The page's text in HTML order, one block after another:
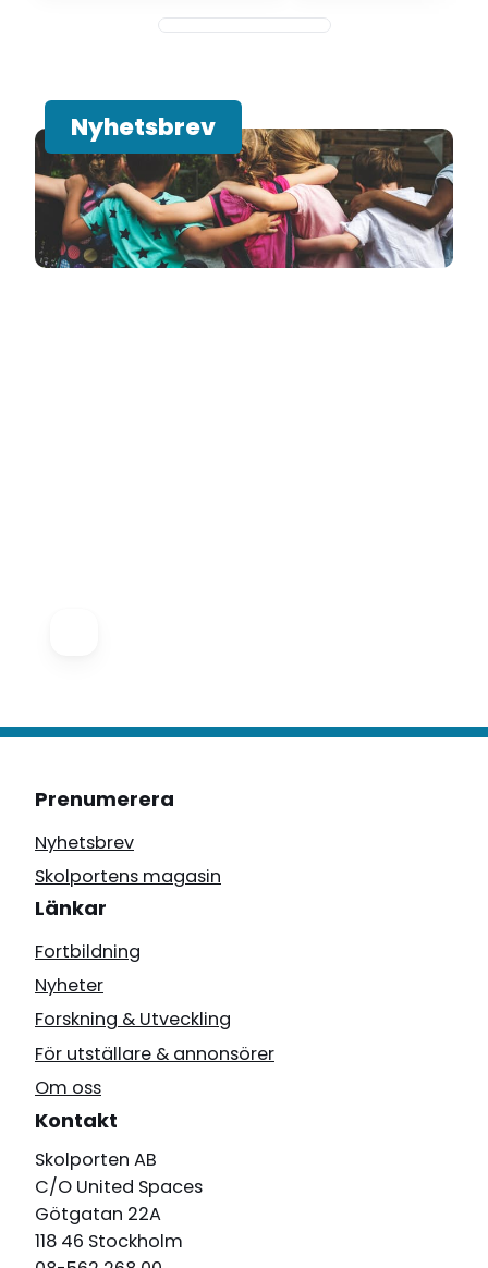
Nyhetsbrev
Prenumerera
Nyhetsbrev
Skolportens magasin
Länkar
Fortbildning
Nyheter
Forskning & Utveckling
För utställare & annonsörer
Om oss
Kontakt
Skolporten AB
C/O United Spaces
Götgatan 22A
118 46 Stockholm